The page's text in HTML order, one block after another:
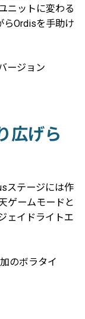
ニットに変わる
らOrdisを手助け
ージョン
広げら
ステージには作
ゲームモードと
ェイドライトエ
のボラタイ